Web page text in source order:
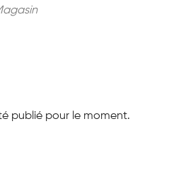
publié pour le moment.